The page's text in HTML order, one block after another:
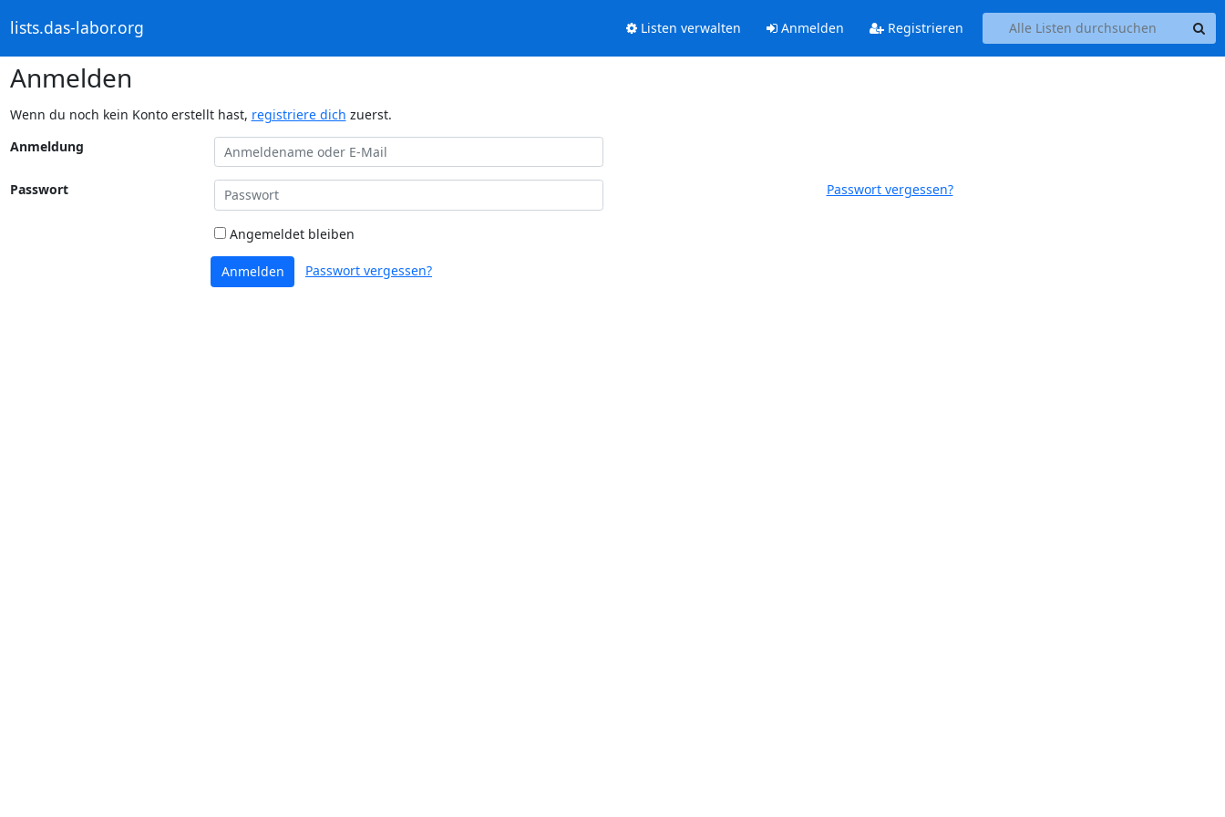
lists.das-labor.org Listen verwalten Anmelden Registrieren
Anmelden
Wenn du noch kein Konto erstellt hast, registriere dich zuerst.
Anmeldung
Passwort Passwort vergessen?
Angemeldet bleiben
Anmelden Passwort vergessen?